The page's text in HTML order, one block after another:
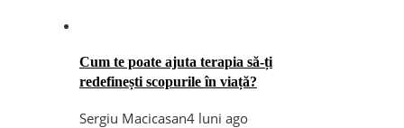
Cum te poate ajuta terapia să-ți
redefinești scopurile în viață?
Sergiu Macicasan4 luni ago